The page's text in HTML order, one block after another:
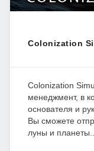
Colonization
Colonization
менеджмент, в
основателя и
Вы сможете
луны и планеты...